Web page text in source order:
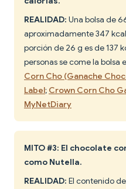
REALIDAD: Una bolsa de
aproximadamente 347
porción de 26 g es de 137
personas se come la bolsa
Corn Cho (Ganache
Label; Crown Corn Cho
MyNetDiary
MITO #3: El chocolate
como Nutella.
REALIDAD: El contenido